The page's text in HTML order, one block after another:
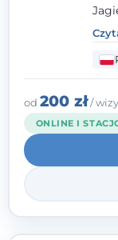
od 200 zł/
ONLINE I